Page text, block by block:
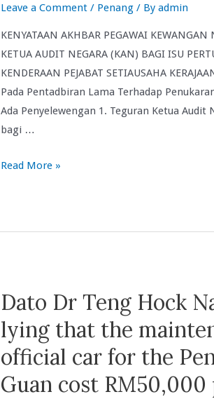
Leave a Comment / Penang / Byadmin
KENYATAAN AKHBAR PEGAWAI
KETUA AUDIT NEGARA (KAN) BAGI ISU
KENDERAAN PEJABAT SETIAUSAHA
Pada Pentadbiran Lama Terhadap
Ada Penyelewengan 1. Teguran Ketua
bagi …
Teguran
Pentadbiran
Terhadap
Penukaran
Tayar
RM
Read More »
Dato Dr Teng Hock
lying that the
official car for the
Guan cost